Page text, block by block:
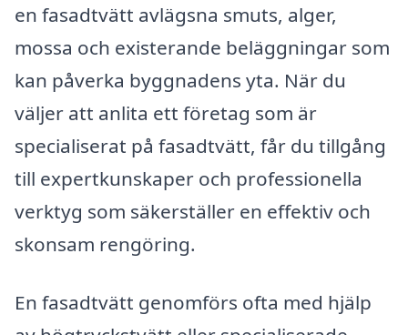
en fasadtvätt avlägsna smuts, alger,
mossa och existerande beläggningar som
kan påverka byggnadens yta. När du
väljer att anlita ett företag som är
specialiserat på fasadtvätt, får du tillgång
till expertkunskaper och professionella
verktyg som säkerställer en effektiv och
skonsam rengöring.
En fasadtvätt genomförs ofta med hjälp